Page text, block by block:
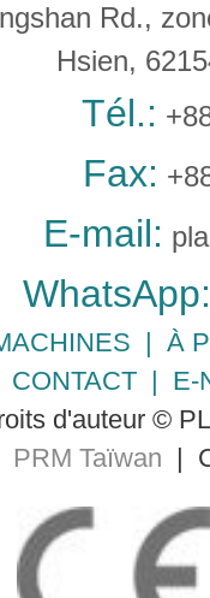
Rd.,
Hsien,
Tél.:
Fax:
E-mail:
WhatsApp:
|À
CONTACT| E-
d'auteur ©
PRM Taïwan |